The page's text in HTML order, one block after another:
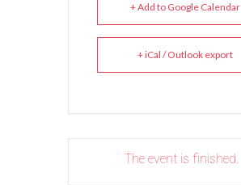
+ Add to Google Calendar
+ iCal / Outlook export
The event is finished.